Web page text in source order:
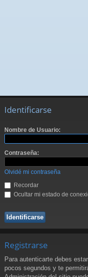
Identificarse
Nombre de Usuario:
Contraseña:
Olvidé mi contraseña
Recordar
Ocultar mi estado de
Registrarse
Para autenticarte debes
pocos segundos y te